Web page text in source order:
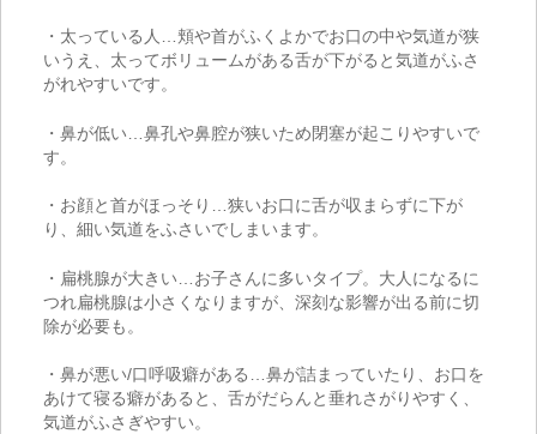
・太っている人…頬や首がふくよかでお口の中や気道が狭
いうえ、太ってボリュームがある舌が下がると気道がふさ
がれやすいです。
・鼻が低い…鼻孔や鼻腔が狭いため閉塞が起こりやすいで
す。
・お顔と首がほっそり…狭いお口に舌が収まらずに下が
り、細い気道をふさいでしまいます。
・扁桃腺が大きい…お子さんに多いタイプ。大人になるに
つれ扁桃腺は小さくなりますが、深刻な影響が出る前に切
除が必要も。
・鼻が悪い/口呼吸癖がある…鼻が詰まっていたり、お口を
あけて寝る癖があると、舌がだらんと垂れさがりやすく、
気道がふさぎやすい。